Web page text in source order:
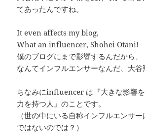
てあったんですね。
It even affects my blog,
What an influencer, Shohei Otani!
僕のブログにまで影響するんだから、
なんてインフルエンサーなんだ、大谷
ちなみにinfluencer は『大きな影響
力を持つ人』のことです。
（世の中にいる自称インフルエンサ
ではないのでは？）